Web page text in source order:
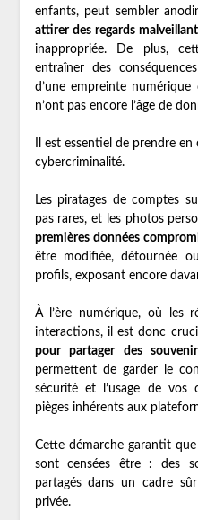
enfants, peut sembler
attirer des regards
inappropriée. De plus,
entraîner des
d’une empreinte
n’ont pas encore l’âge de
Il est essentiel de prendre
cybercriminalité.
Les piratages de comptes
pas rares, et les photos
premières données
être modifiée, détournée
profils, exposant encore
À l’ère numérique, où les
interactions, il est donc
pour partager des
permettent de garder le
sécurité et l’usage de
pièges inhérents aux
Cette démarche garantit
sont censées être : des
partagés dans un cadre
privée.